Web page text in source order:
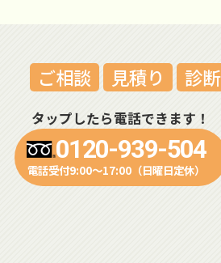
ご相談 見積り 診断
タップしたら電話できます！
0120-939-504
電話受付9:00～17:00（日曜日定休）